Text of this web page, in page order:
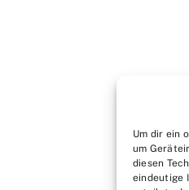
Um dir ein
um
diesen
eindeutige